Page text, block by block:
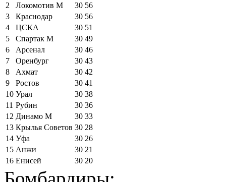
2
Локомотив М 30 56
3
Краснодар 30 56
4
ЦСКА 30 51
5
Спартак М 30 49
6
Арсенал 30 46
7
Оренбург 30 43
8
Ахмат 30 42
9
Ростов 30 41
10 Урал 30 38
11 Рубин 30 36
12 Динамо М 30 33
13 Крылья Советов 30 28
14 Уфа 30 26
15 Анжи 30 21
16 Енисей 30 20